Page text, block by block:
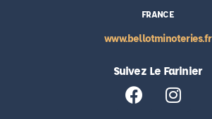
FRANCE
www.bellotminoteries.fr
Suivez Le Farinier